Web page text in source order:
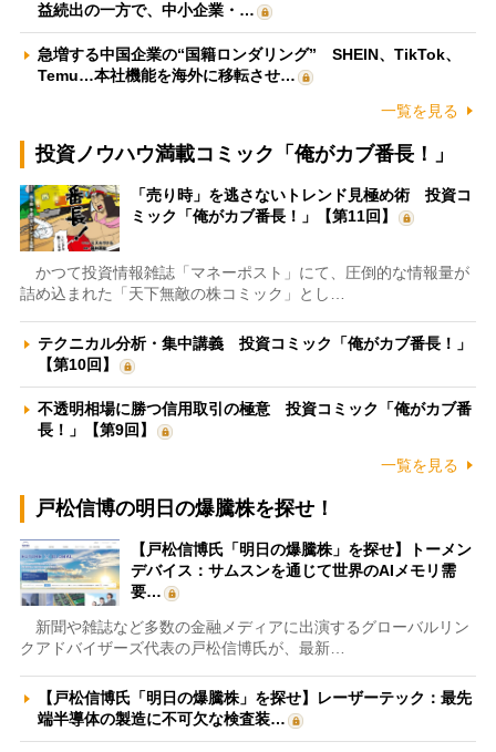
益続出の一方で、中小企業・…
急増する中国企業の“国籍ロンダリング” SHEIN、TikTok、
Temu…本社機能を海外に移転させ…
一覧を見る
投資ノウハウ満載コミック「俺がカブ番長！」
「売り時」を逃さないトレンド見極め術 投資コ
ミック「俺がカブ番長！」【第11回】
かつて投資情報雑誌「マネーポスト」にて、圧倒的な情報量が
詰め込まれた「天下無敵の株コミック」とし…
テクニカル分析・集中講義 投資コミック「俺がカブ番長！」
【第10回】
不透明相場に勝つ信用取引の極意 投資コミック「俺がカブ番
長！」【第9回】
一覧を見る
戸松信博の明日の爆騰株を探せ！
【戸松信博氏「明日の爆騰株」を探せ】トーメン
デバイス：サムスンを通じて世界のAIメモリ需
要…
新聞や雑誌など多数の金融メディアに出演するグローバルリン
クアドバイザーズ代表の戸松信博氏が、最新…
【戸松信博氏「明日の爆騰株」を探せ】レーザーテック：最先
端半導体の製造に不可欠な検査装…